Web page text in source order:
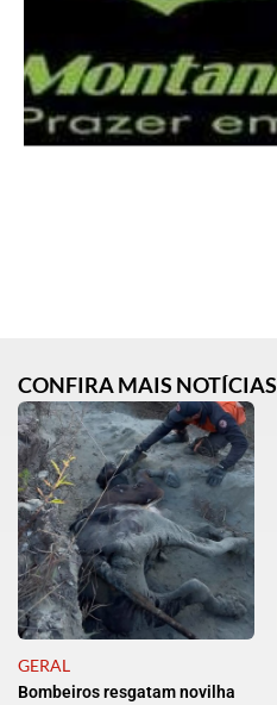
CONFIRA MAIS NOTÍCIAS
GERAL
Bombeiros resgatam novilha